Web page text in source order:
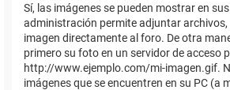
Sí, las imágenes se pueden mostrar en
administración permite adjuntar archivos,
imagen directamente al foro. De otra
primero su foto en un servidor de acceso
http://www.ejemplo.com/mi-imagen.gif.
imágenes que se encuentren en su PC (a